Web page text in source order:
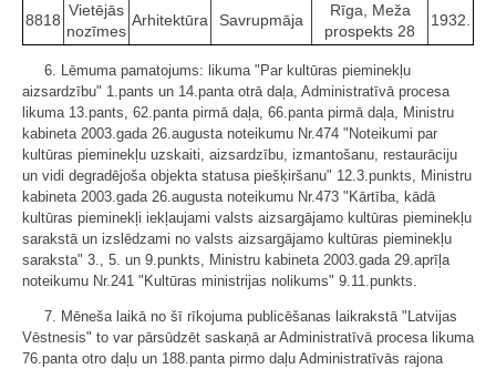
8818
Vietējās
nozīmes
Arhitektūra Savrupmāja
Rīga, Meža
prospekts 28
1932.
6. Lēmuma pamatojums: likuma "Par kultūras pieminekļu
aizsardzību" 1.pants un 14.panta otrā daļa, Administratīvā procesa
likuma 13.pants, 62.panta pirmā daļa, 66.panta pirmā daļa, Ministru
kabineta 2003.gada 26.augusta noteikumu Nr.474 "Noteikumi par
kultūras pieminekļu uzskaiti, aizsardzību, izmantošanu, restaurāciju
un vidi degradējoša objekta statusa piešķiršanu" 12.3.punkts, Ministru
kabineta 2003.gada 26.augusta noteikumu Nr.473 "Kārtība, kādā
kultūras pieminekļi iekļaujami valsts aizsargājamo kultūras pieminekļu
sarakstā un izslēdzami no valsts aizsargājamo kultūras pieminekļu
saraksta" 3., 5. un 9.punkts, Ministru kabineta 2003.gada 29.aprīļa
noteikumu Nr.241 "Kultūras ministrijas nolikums" 9.11.punkts.
7. Mēneša laikā no šī rīkojuma publicēšanas laikrakstā "Latvijas
Vēstnesis" to var pārsūdzēt saskaņā ar Administratīvā procesa likuma
76.panta otro daļu un 188.panta pirmo daļu Administratīvās rajona